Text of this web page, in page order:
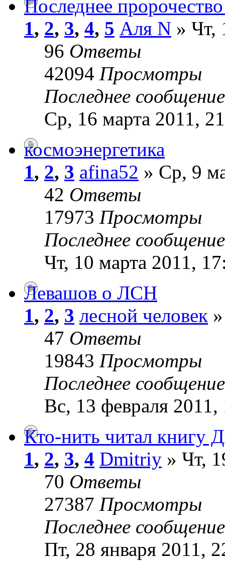
Последнее
1, 2, 3, 4, 5 Аля N » Чт,
96 Ответы
42094 Просмотры
Последнее
Ср, 16 марта 2011,
космоэнергетика
1, 2, 3 afina52 » Ср, 9
42 Ответы
17973 Просмотры
Последнее
Чт, 10 марта 2011,
Левашов о ЛСН
1, 2, 3 лесной человек
47 Ответы
19843 Просмотры
Последнее
Вс, 13 февраля 2011,
Кто-нить читал книгу
1, 2, 3, 4 Dmitriy » Чт,
70 Ответы
27387 Просмотры
Последнее
Пт, 28 января 2011,